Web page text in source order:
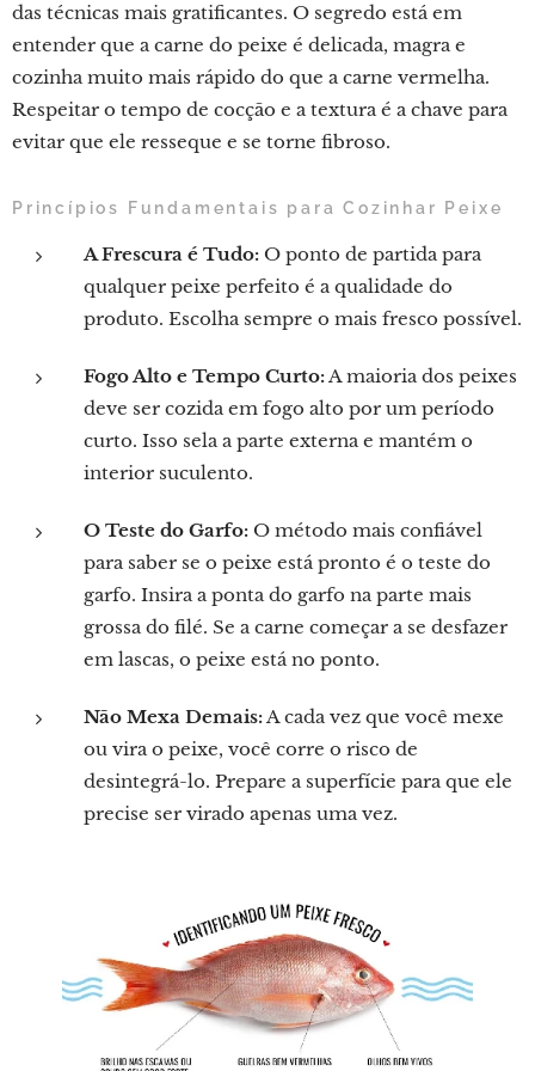
das técnicas mais gratificantes. O segredo está em
entender que a carne do peixe é delicada, magra e
cozinha muito mais rápido do que a carne vermelha.
Respeitar o tempo de cocção e a textura é a chave para
evitar que ele resseque e se torne fibroso.
Princípios Fundamentais para Cozinhar Peixe
A Frescura é Tudo: O ponto de partida para
qualquer peixe perfeito é a qualidade do
produto. Escolha sempre o mais fresco possível.
Fogo Alto e Tempo Curto:A maioria dos peixes
deve ser cozida em fogo alto por um período
curto. Isso sela a parte externa e mantém o
interior suculento.
O Teste do Garfo: O método mais confiável
para saber se o peixe está pronto é o teste do
garfo. Insira a ponta do garfo na parte mais
grossa do filé. Se a carne começar a se desfazer
em lascas, o peixe está no ponto.
Não Mexa Demais:A cada vez que você mexe
ou vira o peixe, você corre o risco de
desintegrá-lo. Prepare a superfície para que ele
precise ser virado apenas uma vez.